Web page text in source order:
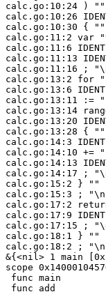
calc.go:10:24 ) ""
calc.go:10:26
calc.go:10:30 { ""
calc.go:11:2 var
calc.go:11:6
calc.go:11:13
calc.go:11:16 ;
calc.go:13:2 for
calc.go:13:6 IDENT
calc.go:13:11 :=
calc.go:13:14
calc.go:13:20
calc.go:13:28 { ""
calc.go:14:3
calc.go:14:10 +=
calc.go:14:13
calc.go:14:17 ;
calc.go:15:2 } ""
calc.go:15:3 ;
calc.go:17:2
calc.go:17:9
calc.go:17:15 ;
calc.go:18:1 } ""
calc.go:18:2 ;
&{<nil> 1 main
scope
func main
func add